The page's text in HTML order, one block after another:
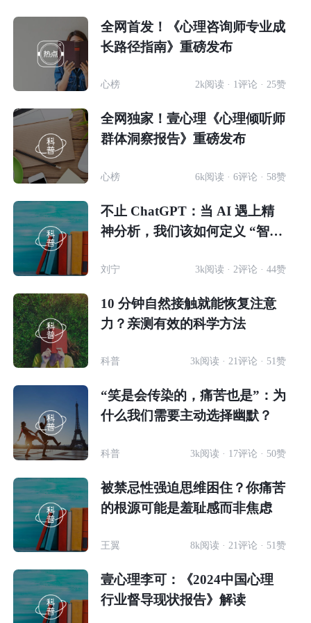
全网首发！《心理咨询师专业成
长路径指南》重磅发布
心榜 2k阅读 · 1评论 · 25赞
全网独家！壹心理《心理倾听师
群体洞察报告》重磅发布
心榜 6k阅读 · 6评论 · 58赞
不止 ChatGPT：当 AI 遇上精
神分析，我们该如何定义 “智
刘宁 3k阅读 · 2评论 · 44赞
10 分钟自然接触就能恢复注意
力？亲测有效的科学方法
科普 3k阅读 · 21评论 · 51赞
“笑是会传染的，痛苦也是”：为
什么我们需要主动选择幽默？
科普 3k阅读 · 17评论 · 50赞
被禁忌性强迫思维困住？你痛苦
的根源可能是羞耻感而非焦虑
王翼 8k阅读 · 21评论 · 51赞
壹心理李可：《2024中国心理
行业督导现状报告》解读